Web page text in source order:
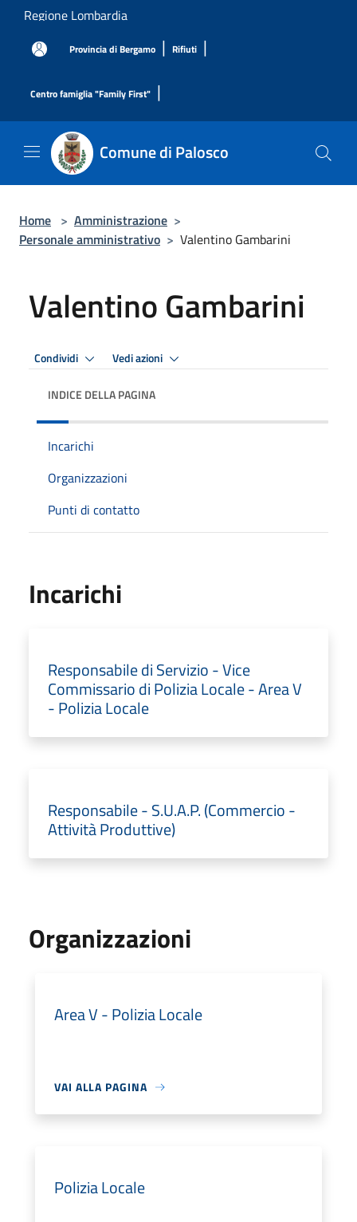
Salta al contenuto principale
Regione Lombardia
Provincia di Bergamo | Rifiuti |
Centro famiglia "Family First" |
Comune di Palosco
Home > Amministrazione >
Personale amministrativo > Valentino Gambarini
Valentino Gambarini
Condividi Vedi azioni
INDICE DELLA PAGINA
Incarichi
Organizzazioni
Punti di contatto
Incarichi
Responsabile di Servizio - Vice
Commissario di Polizia Locale - Area V
- Polizia Locale
Responsabile - S.U.A.P. (Commercio -
Attività Produttive)
Organizzazioni
Area V - Polizia Locale
VAI ALLA PAGINA
Polizia Locale